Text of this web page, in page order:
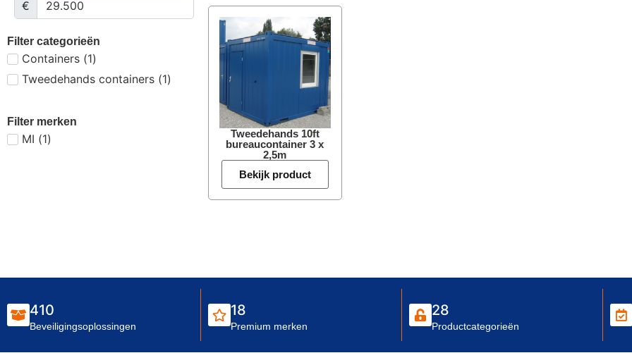
€
Filter categorieën
Containers (1)
Tweedehands containers (1)
Filter merken
MI (1)
Tweedehands 10ft
bureaucontainer 3 x
2,5m
Bekijk product
410
Beveiligingsoplossingen
18
Premium merken
28
Productcategorieën